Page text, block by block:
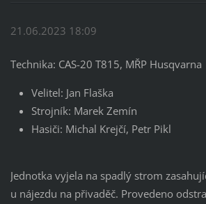
21.06.2023 18:09
Technika: CAS-20 T815, MŘP Husqvarna
Velitel: Jan Flaška
Strojník: Marek Zemín
Hasiči: Michal Krejčí, Petr Pikl
Jednotka vyjela na spadlý strom
u nájezdu na přivaděč. Provedeno